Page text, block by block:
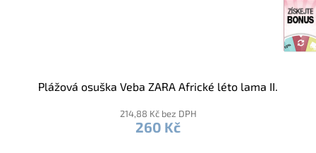
Plážová osuška Veba ZARA Africké léto lama II.
214,88 Kč bez DPH
260 Kč